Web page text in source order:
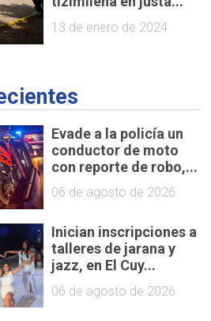
13 de enero de 2024
Evade a la policía un
conductor de moto
con reporte de robo,...
06 de agosto de 2026
Inician inscripciones a
talleres de jarana y
jazz, en El Cuy...
06 de agosto de 2026